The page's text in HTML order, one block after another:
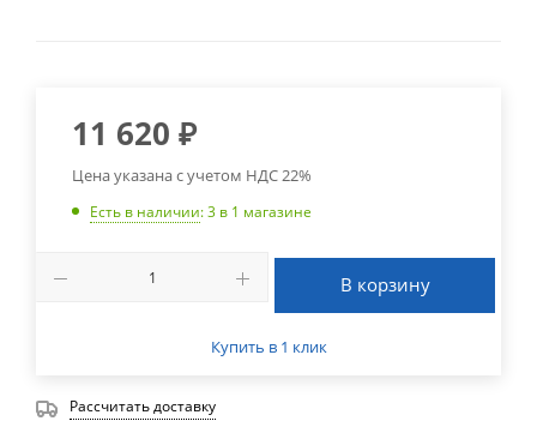
11 620 ₽
Цена указана с учетом НДС 22%
Есть в наличии: 3 в 1 магазине
В корзину
Купить в 1 клик
Рассчитать доставку